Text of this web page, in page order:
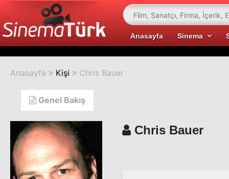
Anasayfa Sinema
Anasayfa Kişi Chris Bauer
Genel Bakış
Chris Bauer